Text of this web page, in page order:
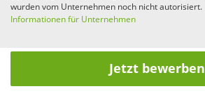
wurden vom Unternehmen noch nicht autorisiert.
Informationen für Unternehmen
Jetzt bewerben